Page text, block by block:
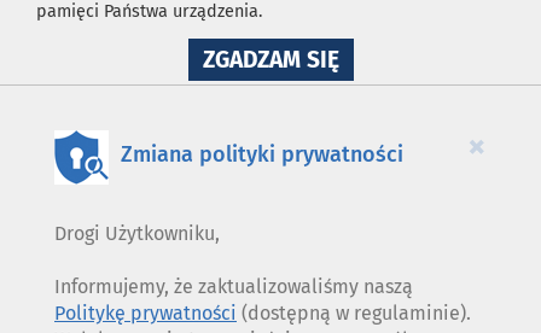
pamięci Państwa urządzenia.
ZGADZAM SIĘNA
WYKORZYSTANIE
×
Zmiana polityki prywatności
Drogi Użytkowniku,
Informujemy, że zaktualizowaliśmy naszą
Politykę prywatności (dostępną w regulaminie).